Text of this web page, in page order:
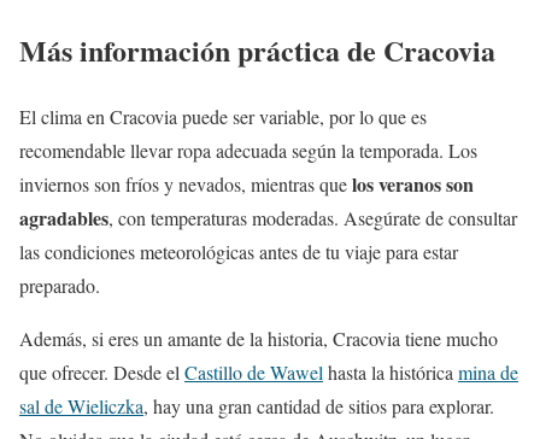
Más información práctica de Cracovia
El clima en Cracovia puede ser variable, por lo que es
recomendable llevar ropa adecuada según la temporada. Los
inviernos son fríos y nevados, mientras quelos veranos son
agradables, con temperaturas moderadas. Asegúrate de consultar
las condiciones meteorológicas antes de tu viaje para estar
preparado.
Además, si eres un amante de la historia, Cracovia tiene mucho
que ofrecer. Desde el Castillo de Wawel hasta la histórica mina de
sal de Wieliczka, hay una gran cantidad de sitios para explorar.